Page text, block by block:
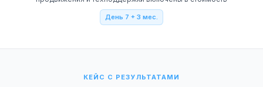
День 7 + 3 мес.
КЕЙС С РЕЗУЛЬТАТАМИ